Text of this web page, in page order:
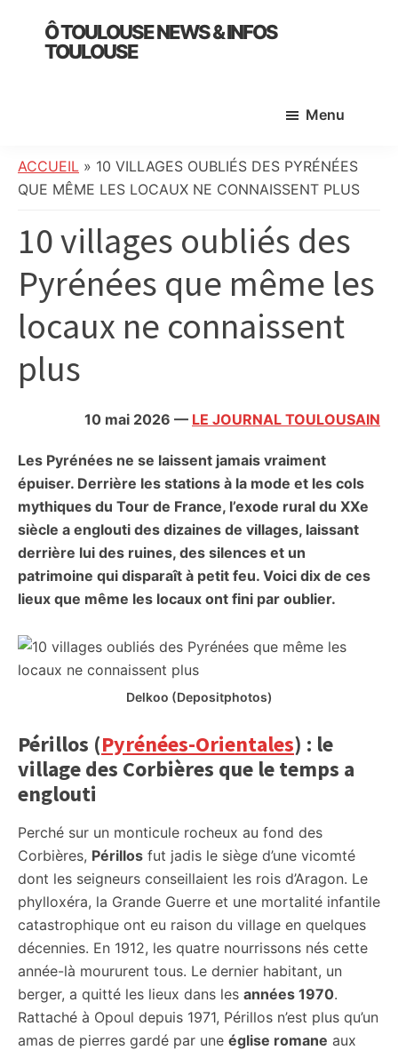
primary
Ô TOULOUSE NEWS & INFOS
TOULOUSE
:
info
société,
culture,
politique,
météo,
faits
et
citoyennes
Menu
ACCUEIL » 10 VILLAGES OUBLIÉS DES PYRÉNÉES
QUE MÊME LES LOCAUX NE CONNAISSENT PLUS
10 villages oubliés des
Pyrénées que même les
locaux ne connaissent
plus
10 mai 2026 — LE JOURNAL TOULOUSAIN
Les Pyrénées ne se laissent jamais vraiment
épuiser. Derrière les stations à la mode et les cols
mythiques du Tour de France, l’exode rural du XXe
siècle a englouti des dizaines de villages, laissant
derrière lui des ruines, des silences et un
patrimoine qui disparaît à petit feu. Voici dix de ces
lieux que même les locaux ont fini par oublier.
Delkoo (Depositphotos)
Périllos (Pyrénées-Orientales) : le
village des Corbières que le temps a
englouti
Perché sur un monticule rocheux au fond des
Corbières, Périllos fut jadis le siège d’une vicomté
dont les seigneurs conseillaient les rois d’Aragon. Le
phylloxéra, la Grande Guerre et une mortalité infantile
catastrophique ont eu raison du village en quelques
décennies. En 1912, les quatre nourrissons nés cette
année-là moururent tous. Le dernier habitant, un
berger, a quitté les lieux dans les années 1970.
Rattaché à Opoul depuis 1971, Périllos n’est plus qu’un
amas de pierres gardé par une église romane aux